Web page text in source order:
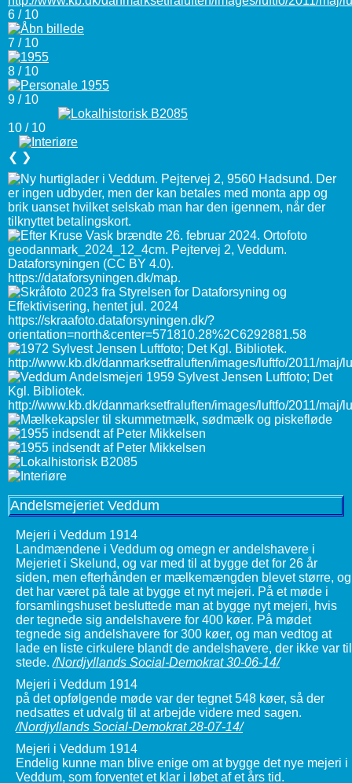
6 / 10
7 / 10
8 / 10
9 / 10
10 / 10
❮ ❯
Andelsmejeriet Veddum
Mejeri i Veddum 1914
Landmændene i Veddum og omegn er andelshavere i
Mejeriet i Skelund, og var med til at bygge det for 26 år
siden, men efterhånden er mælkemængden blevet større, og
det har været på tale at bygge et nyt mejeri. På et møde i
forsamlingshuset besluttede man at bygge nyt mejeri, hvis
der tegnede sig andelshavere for 400 køer. På mødet
tegnede sig andelshavere for 300 køer, og man vedtog at
lade en liste cirkulere blandt de andelshavere, der ikke var til
stede./Nordjyllands Social-Demokrat 30-06-14/
Mejeri i Veddum 1914
på det opfølgende møde var der tegnet 548 køer, så der
nedsattes et udvalg til at arbejde videre med sagen.
/Nordjyllands Social-Demokrat 28-07-14/
Mejeri i Veddum 1914
Endelig kunne man blive enige om at bygge det nye mejeri i
Veddum, som forventet et klar i løbet af et års tid.